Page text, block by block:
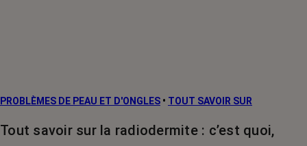
PROBLÈMES DE PEAU ET D'ONGLES • TOUT SAVOIR SUR
Tout savoir sur la radiodermite : c’est quoi,